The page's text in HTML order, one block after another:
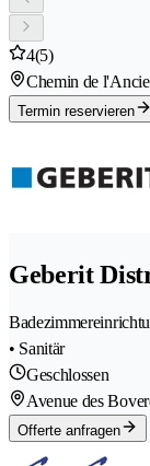
4(5)
Chemin de
Termin reservieren
Geberit
• Sanitär
Geschlossen
Avenue des
Offerte anfragen